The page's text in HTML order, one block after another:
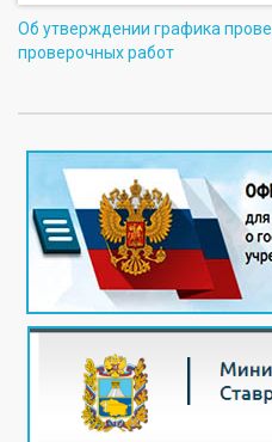
Об утверждении графика
проверочных работ